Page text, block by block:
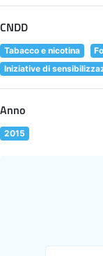
CNDD
Tabacco e nicotina
Iniziative di
Anno
2015